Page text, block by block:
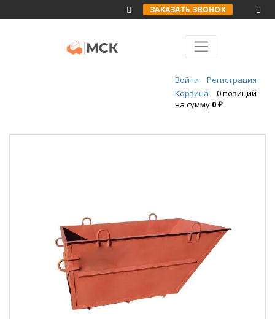
ЗАКАЗАТЬ ЗВОНОК
Войти
Регистрация
Корзина
0 позиций
на сумму 0 ₽